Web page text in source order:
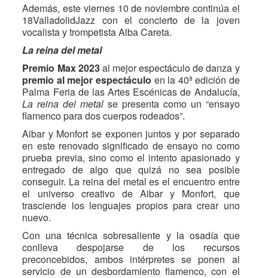
Además, este viernes 10 de noviembre continúa el
18ValladolidJazz con el concierto de la joven
vocalista y trompetista Alba Careta.
La reina del metal
Premio Max 2023al mejor espectáculo de danza y
premio al mejor espectáculo en la 40ª edición de
Palma Feria de las Artes Escénicas de Andalucía,
La reina del metal se presenta como un “ensayo
flamenco para dos cuerpos rodeados”.
Aibar y Monfort se exponen juntos y por separado
en este renovado significado de ensayo no como
prueba previa, sino como el intento apasionado y
entregado de algo que quizá no sea posible
conseguir. La reina del metal es el encuentro entre
el universo creativo de Aibar y Monfort, que
trasciende los lenguajes propios para crear uno
nuevo.
Con una técnica sobresaliente y la osadía que
conlleva despojarse de los recursos
preconcebidos, ambos intérpretes se ponen al
servicio de un desbordamiento flamenco, con el